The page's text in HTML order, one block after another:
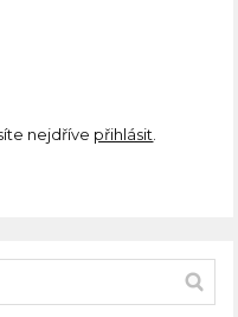
nejdříve přihlásit.